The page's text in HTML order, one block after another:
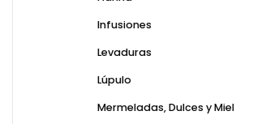
Infusiones
Levaduras
Lúpulo
Mermeladas, Dulces y Miel